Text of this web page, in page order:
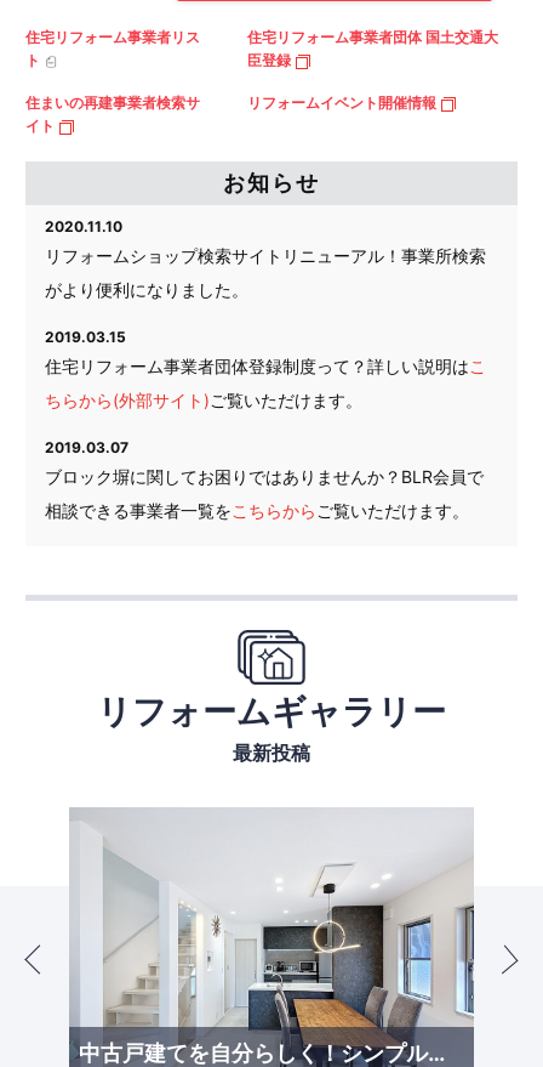
住宅リフォーム事業者リス
ト
住宅リフォーム事業者団体 国土交通大
臣登録
住まいの再建事業者検索サ
イト
リフォームイベント 開催情報
お知らせ
2020.11.10
リフォームショップ検索サイトリニューアル！事業所検索
がより便利になりました。
2019.03.15
住宅リフォーム事業者団体登録制度って？詳しい説明はこ
ちらから(外部サイト)ご覧いただけます。
2019.03.07
ブロック塀に関してお困りではありませんか？BLR会員で
相談できる事業者一覧をこちらから ご覧いただけます。
リフォームギャラリー
最新投稿
中古戸建てを自分らしく！シンプル＆